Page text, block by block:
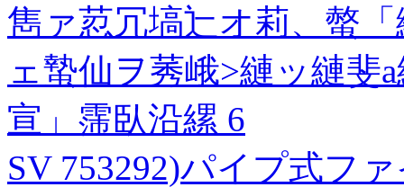
雋ァ荵冗塙辷オ莉、螫
ェ蟄仙ヲ莠峨>縺ッ縺斐
宣」霈臥沿縲 6
SV 753292)パイプ式フ